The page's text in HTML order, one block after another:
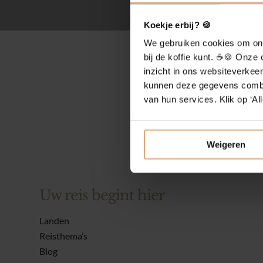
Koekje erbij? 🍪
We gebruiken cookies om
bij de koffie kunt. ☕️🍪
inzicht in ons
kunnen deze gegevens
van hun services. Klik op
Weigeren
Uw reis begint hier
Landen
Reisthema’s
Blog